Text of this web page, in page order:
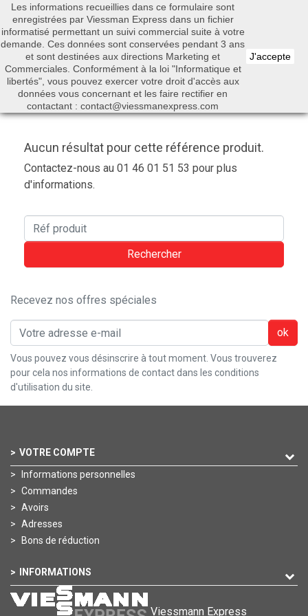

Rechercher
Aucun résultat pour cette référence produit.
Contactez-nous au 01 46 01 51 53 pour plus
d'informations.
Rechercher
Recevez nos offres spéciales
ok
Vous pouvez vous désinscrire à tout moment. Vous trouverez
pour cela nos informations de contact dans les conditions
d'utilisation du site.
VOTRE COMPTE
Informations personnelles
Commandes
Avoirs
Adresses
Bons de réduction
INFORMATIONS
Viessmann Express
Les informations recueillies dans ce formulaire sont
enregistrées par Viessman Express dans un fichier
informatisé permettant un suivi commercial suite à votre
demande. Ces données sont conservées pendant 3 ans
et sont destinées aux directions Marketing et
Commerciales. Conformément à la loi "Informatique et
libertés", vous pouvez exercer votre droit d'accès aux
données vous concernant et les faire rectifier en
contactant : contact@viessmanexpress.com
J'accepte